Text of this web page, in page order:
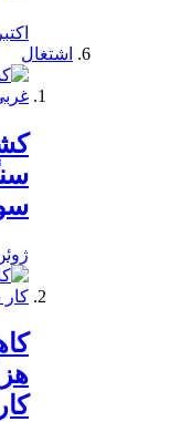
اکتبر 10, 2019
اشتغال
ژوئن 22,